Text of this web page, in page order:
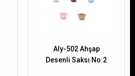
Aly-502 Ahşap
Desenli Saksı No:2